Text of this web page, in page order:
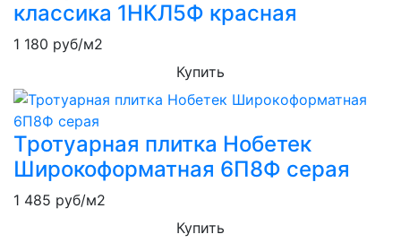
классика 1НКЛ5Ф красная
1 180 руб/м2
Купить
Тротуарная плитка Нобетек
Широкоформатная 6П8Ф серая
1 485 руб/м2
Купить